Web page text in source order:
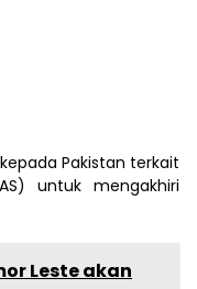
Pakistan terkait
untuk mengakhiri
Leste akan